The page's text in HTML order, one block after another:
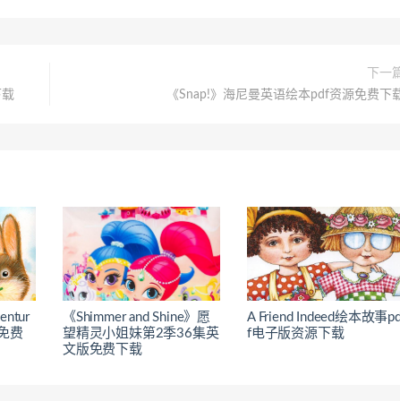
载
下一
《Snap!》海尼曼英语绘本pdf资源免费下
费
《Shimmer and Shine》愿
望精灵小姐妹第2季36集英
文版免费下载
A Friend Indeed绘本故事pd
f电子版资源下载